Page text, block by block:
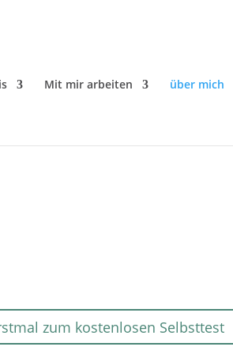
Mit mir arbeiten über mich
zum kostenlosen Selbsttest